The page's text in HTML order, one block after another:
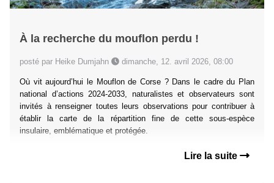
À la recherche du mouflon perdu !
posté par Heike Dumjahn dimanche, 12. avril 2026, 08:00
Où vit aujourd’hui le Mouflon de Corse ? Dans le cadre du Plan
national d’actions 2024-2033, naturalistes et observateurs sont
invités à renseigner toutes leurs observations pour contribuer à
établir la carte de la répartition fine de cette sous-espèce
insulaire, emblématique et protégée.
Lire la suite